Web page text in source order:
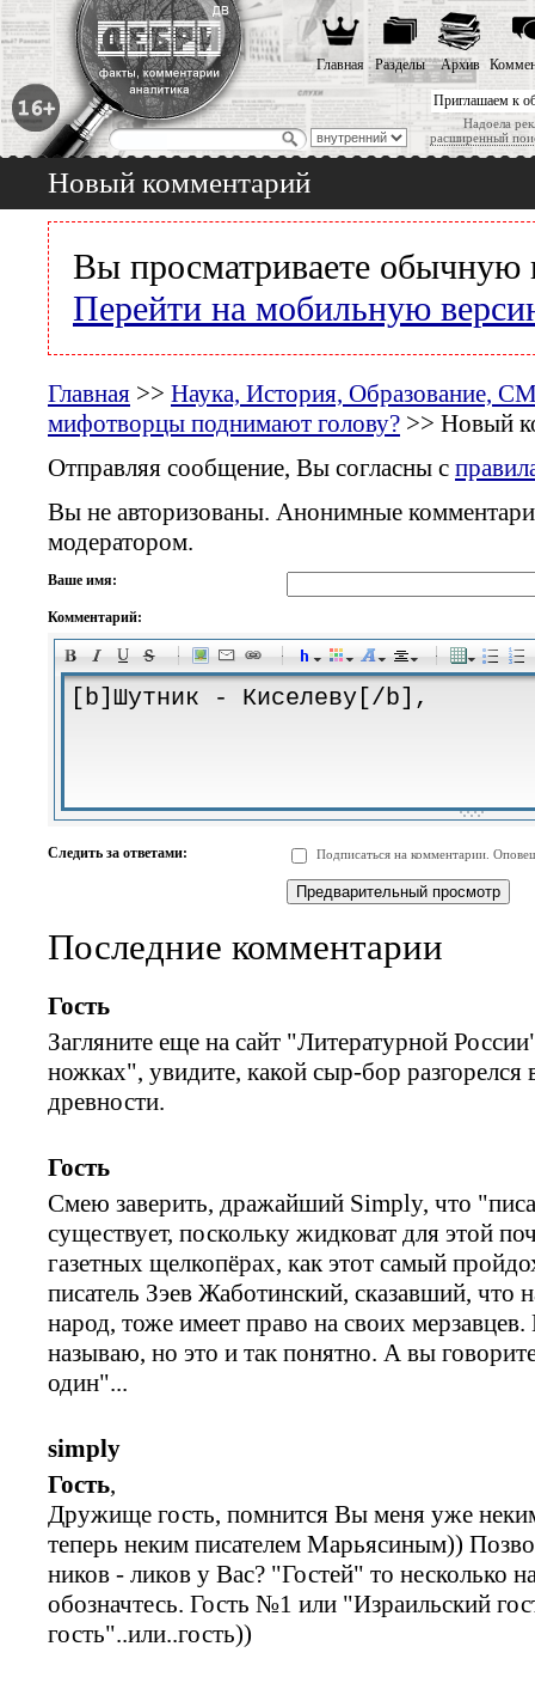
Приглашаем к
Надоела
расширенный
Главная Разделы Архив
Новый комментарий
Вы просматриваете обычную
Перейти на мобильную
Главная >> Наука, История, Образование,
мифотворцы поднимают голову? >> Новый
Отправляя сообщение, Вы согласны с
Вы не авторизованы. Анонимные
модератором.
Ваше имя:
Комментарий:
-
-
-
-
-
-
-
-
-
-
-
-
-
-
-
-
-
Следить за ответами: Подписаться на комментарии.
Последние комментарии
Гость
Загляните еще на сайт "Литературной
ножках", увидите, какой сыр-бор
древности.
Гость
Смею заверить, дражайший Simply, что
существует, поскольку жидковат для этой
газетных щелкопёрах, как этот самый
писатель Зэев Жаботинский, сказавший,
народ, тоже имеет право на своих
называю, но это и так понятно. А вы
один"...
simply
Гость,
Дружище гость, помнится Вы меня уже
теперь неким писателем Марьясиным))
ников - ликов у Вас? "Гостей" то несколько
обозначтесь. Гость №1 или "Израильский
гость"..или..гость))